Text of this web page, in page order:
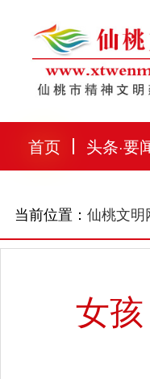
首页 头条·要
当前位置： 仙桃文明
女